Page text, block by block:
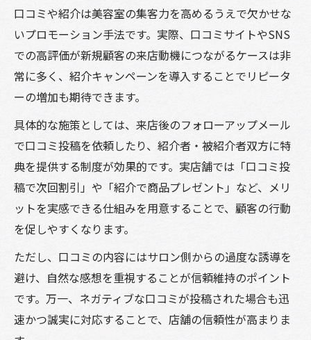
口コミや紹介は美容室の集客力を高めるうえで欠かせな
いプロモーション手法です。実際、口コミサイトやSNS
での高評価が新規顧客の来店動機につながるケースは非
常に多く、紹介キャンペーンを導入することでリピータ
ーの増加も期待できます。
具体的な施策としては、来店後のフォローアップメール
で口コミ投稿を依頼したり、紹介者・被紹介者双方に特
典を提供する制度が効果的です。実店舗では「口コミ投
稿で次回割引」や「紹介で商品プレゼント」など、メリ
ットを実感できる仕組みを用意することで、顧客の行動
を促しやすくなります。
ただし、口コミの内容にはサロン側からの過度な誘導を
避け、自然な感想を重視することが信頼維持のポイント
です。万一、ネガティブな口コミが投稿された場合も迅
速かつ誠実に対応することで、店舗の信頼性が高まりま